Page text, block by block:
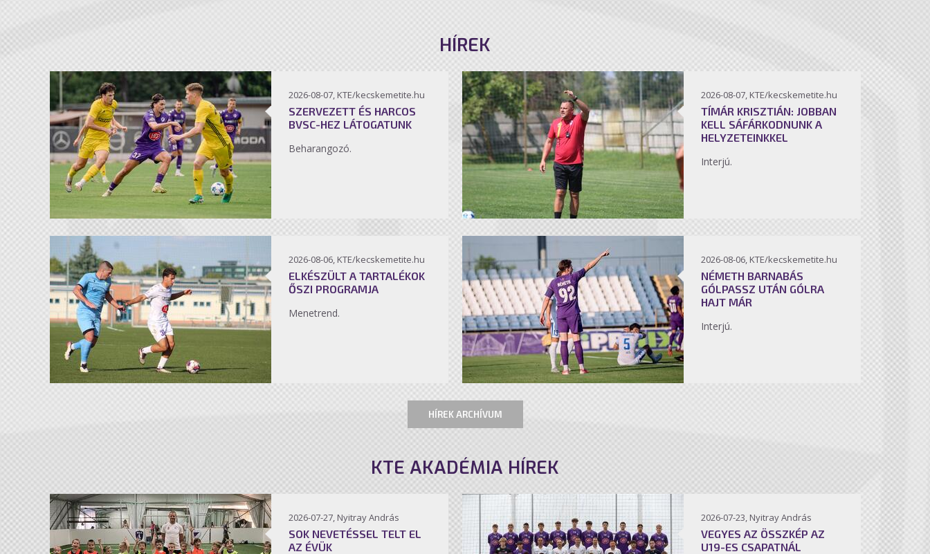
HÍREK
2026-08-07, KTE/kecskemetite.hu
SZERVEZETT ÉS HARCOS
BVSC-HEZ LÁTOGATUNK
Beharangozó.
2026-08-07, KTE/kecskemetite.hu
TÍMÁR KRISZTIÁN: JOBBAN
KELL SÁFÁRKODNUNK A
HELYZETEINKKEL
Interjú.
2026-08-06, KTE/kecskemetite.hu
ELKÉSZÜLT A TARTALÉKOK
ŐSZI PROGRAMJA
Menetrend.
2026-08-06, KTE/kecskemetite.hu
NÉMETH BARNABÁS
GÓLPASSZ UTÁN GÓLRA
HAJT MÁR
Interjú.
HÍREK ARCHÍVUM
KTE AKADÉMIA HÍREK
2026-07-27, Nyitray András
SOK NEVETÉSSEL TELT EL
AZ ÉVÜK
2026-07-23, Nyitray András
VEGYES AZ ÖSSZKÉP AZ
U19-ES CSAPATNÁL